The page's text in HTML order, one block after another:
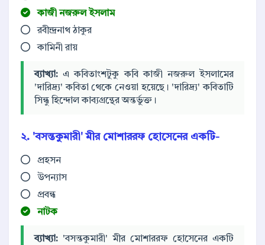
কাজী নজরুল ইসলাম
রবীন্দ্রনাথ ঠাকুর
কামিনী রায়
ব্যাখ্যা: এ কবিতাংশটুকু কবি কাজী নজরুল ইসলামের
'দারিদ্র্য' কবিতা থেকে নেওয়া হয়েছে। 'দারিদ্র্য' কবিতাটি
সিন্ধু হিন্দোল কাব্যগ্রন্থের অন্তর্ভুক্ত।
২. 'বসন্তকুমারী' মীর মোশাররফ হোসেনের একটি-
প্রহসন
উপন্যাস
প্রবন্ধ
নাটক
ব্যাখ্যা: 'বসন্তকুমারী' মীর মোশাররফ হোসেনের একটি